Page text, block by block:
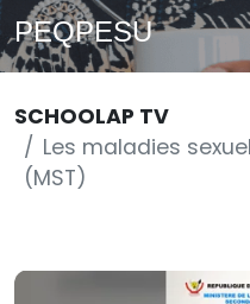
PEQPESU
SCHOOLAP TV
Les maladies
(MST)